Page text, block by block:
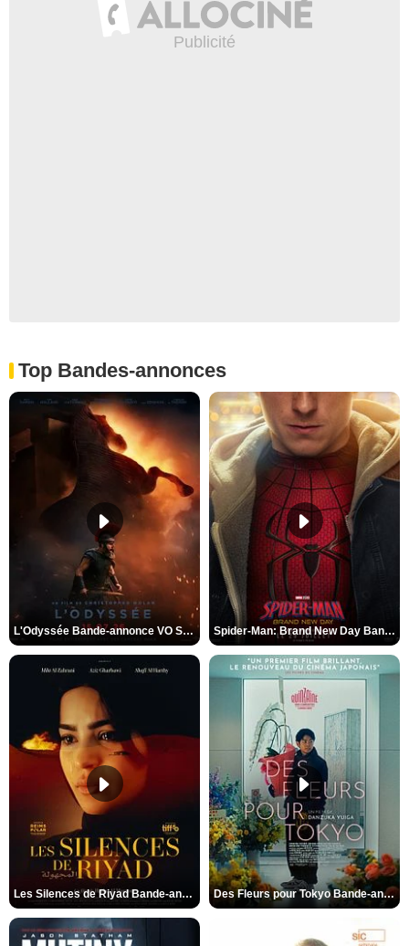
Top Bandes-annonces
L'Odyssée Bande-annonce VO STFR Spider-Man: Brand New Day Bande-annonce VO STFR
Les Silences de Riyad Bande-annonce VO STFR Des Fleurs pour Tokyo Bande-annonce VO STFR